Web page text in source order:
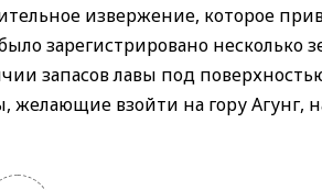
извержение, которое
зарегистрировано несколько
запасов лавы под
взойти на гору Агунг,